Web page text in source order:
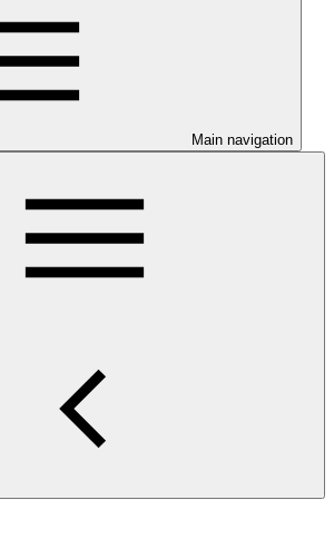
Main navigation